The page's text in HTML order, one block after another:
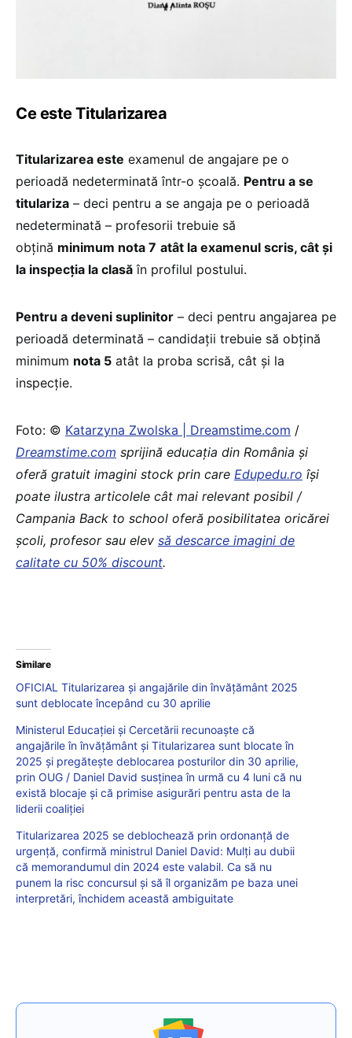
Ce este Titularizarea
Titularizarea este examenul de angajare pe o
perioadă nedeterminată într-o școală. Pentru a se
titulariza – deci pentru a se angaja pe o perioadă
nedeterminată – profesorii trebuie să
obțină minimum nota 7 atât la examenul scris, cât și
la inspecția la clasă în profilul postului.
Pentru a deveni suplinitor – deci pentru angajarea pe
perioadă determinată – candidații trebuie să obțină
minimum nota 5 atât la proba scrisă, cât și la
inspecție.
Foto: © Katarzyna Zwolska | Dreamstime.com /
Dreamstime.com sprijină educaţia din România şi
oferă gratuit imagini stock prin care Edupedu.ro îşi
poate ilustra articolele cât mai relevant posibil /
Campania Back to school oferă posibilitatea oricărei
școli, profesor sau elev să descarce imagini de
calitate cu 50% discount.
Similare
OFICIAL Titularizarea și angajările din învățământ 2025
sunt deblocate începând cu 30 aprilie
Ministerul Educației și Cercetării recunoaște că
angajările în învățământ și Titularizarea sunt blocate în
2025 și pregătește deblocarea posturilor din 30 aprilie,
prin OUG / Daniel David susținea în urmă cu 4 luni că nu
există blocaje și că primise asigurări pentru asta de la
liderii coaliției
Titularizarea 2025 se deblochează prin ordonanță de
urgență, confirmă ministrul Daniel David: Mulți au dubii
că memorandumul din 2024 este valabil. Ca să nu
punem la risc concursul și să îl organizăm pe baza unei
interpretări, închidem această ambiguitate